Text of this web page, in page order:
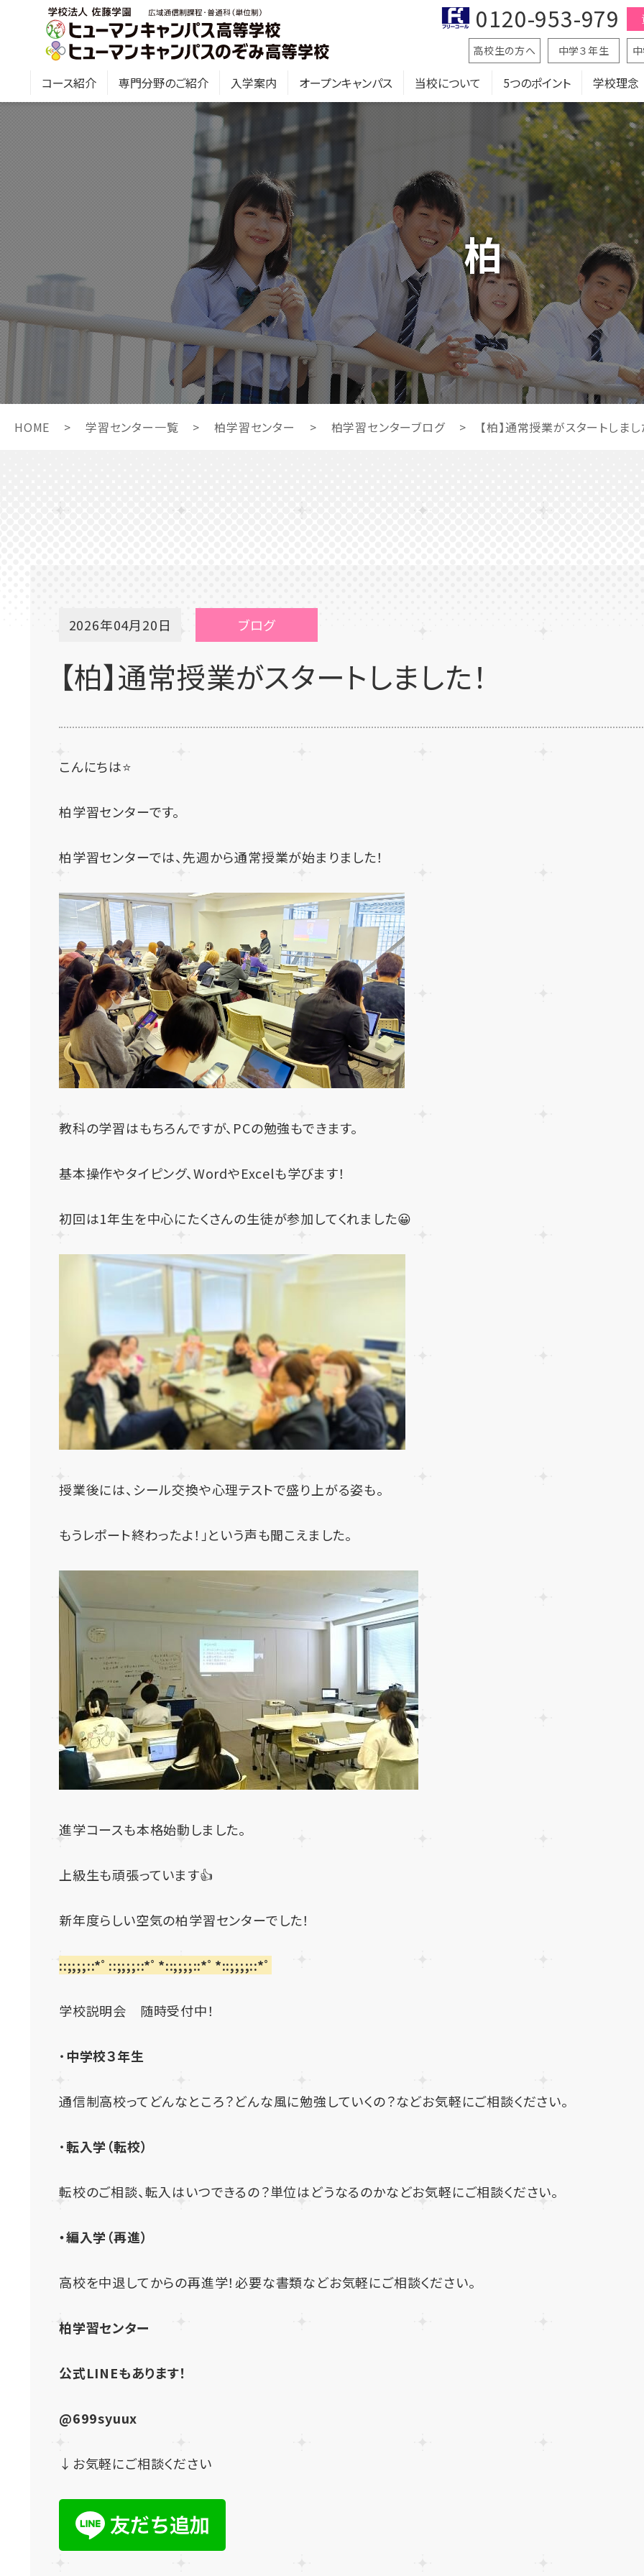
コース紹介 専門分野のご紹介 入学案内 オープンキャンパス 当校について 5つのポイント 学校理念
高校生の方へ 中学３年生
0120-953-979
柏
HOME > 学習センター一覧 > 柏学習センター > 柏学習センターブログ > 【柏】通常授業がスタートしまし
2026年04月20日 ブログ
【柏】通常授業がスタートしました！
こんにちは⭐
柏学習センターです。
柏学習センターでは、先週から通常授業が始まりました！
教科の学習はもちろんですが、PCの勉強もできます。
基本操作やタイピング、WordやExcelも学びます！
初回は1年生を中心にたくさんの生徒が参加してくれました😀
授業後には、シール交換や心理テストで盛り上がる姿も。
もうレポート終わったよ！」という声も聞こえました。
進学コースも本格始動しました。
上級生も頑張っています👍
新年度らしい空気の柏学習センターでした！
::;;;;::*ﾟ::;;;;::*ﾟ*::;;;;::*ﾟ*::;;;;::*ﾟ
学校説明会 随時受付中！
・中学校３年生
通信制高校ってどんなところ？どんな風に勉強していくの？などお気軽にご相談ください。
・転入学（転校）
転校のご相談、転入はいつできるの？単位はどうなるのかなどお気軽にご相談ください。
・編入学（再進）
高校を中退してからの再進学！必要な書類などお気軽にご相談ください。
柏学習センター
公式LINEもあります！
@699syuux
↓お気軽にご相談ください